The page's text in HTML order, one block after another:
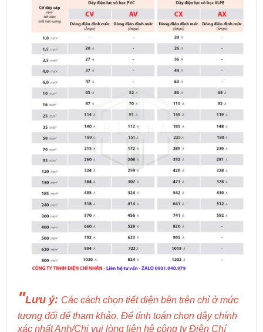
"Lưu ý: Các cách chọn tiết diện bên trên chỉ ở mức
tương đối để tham khảo. Để tính toán chọn dây chính
xác nhất Anh/Chị vui lòng liên hệ công ty Điện Chí